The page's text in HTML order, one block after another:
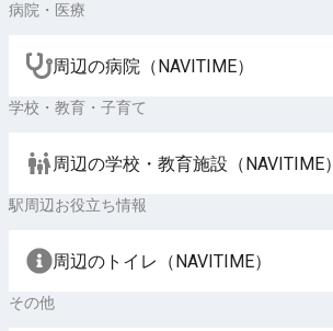
病院・医療
周辺の病院（NAVITIME）
学校・教育・子育て
周辺の学校・教育施設（NAVITIME）
駅周辺お役立ち情報
周辺のトイレ（NAVITIME）
その他